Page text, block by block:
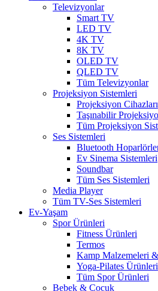
Televizyonlar
Smart TV
LED TV
4K TV
8K TV
OLED TV
QLED TV
Tüm Televizyonlar
Projeksiyon Sistemleri
Projeksiyon Cihazları
Taşınabilir
Tüm Projeksiyon
Ses Sistemleri
Bluetooth
Ev Sinema Sistemleri
Soundbar
Tüm Ses Sistemleri
Media Player
Tüm TV-Ses Sistemleri
Ev-Yaşam
Spor Ürünleri
Fitness Ürünleri
Termos
Kamp Malzemeleri
Yoga-Pilates Ürünleri
Tüm Spor Ürünleri
Bebek & Çocuk